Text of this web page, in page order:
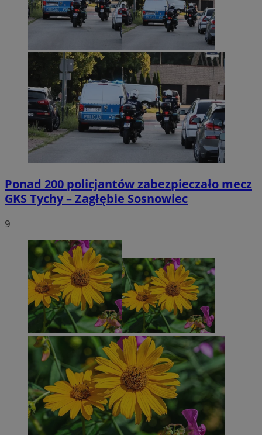
Ponad 200 policjantów zabezpieczało mecz
GKS Tychy – Zagłębie Sosnowiec
9